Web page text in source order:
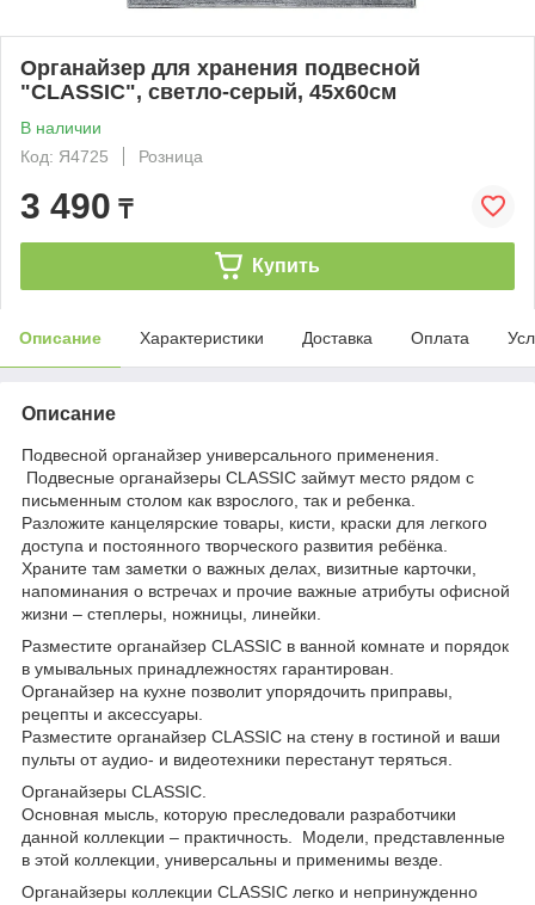
Органайзер для хранения подвесной
"CLASSIC", светло-серый, 45х60см
В наличии
Код: Я4725
Розница
3 490 ₸
Купить
Описание Характеристики Доставка Оплата
Описание
Подвесной органайзер универсального применения.
Подвесные органайзеры CLASSIC займут место рядом с
письменным столом как взрослого, так и ребенка.
Разложите канцелярские товары, кисти, краски для легкого
доступа и постоянного творческого развития ребёнка.
Храните там заметки о важных делах, визитные карточки,
напоминания о встречах и прочие важные атрибуты офисной
жизни – степлеры, ножницы, линейки.
Разместите органайзер CLASSIC в ванной комнате и порядок
в умывальных принадлежностях гарантирован.
Органайзер на кухне позволит упорядочить приправы,
рецепты и аксессуары.
Разместите органайзер CLASSIC на стену в гостиной и ваши
пульты от аудио- и видеотехники перестанут теряться.
Органайзеры CLASSIC.
Основная мысль, которую преследовали разработчики
данной коллекции – практичность. Модели, представленные
в этой коллекции, универсальны и применимы везде.
Органайзеры коллекции CLASSIC легко и непринужденно